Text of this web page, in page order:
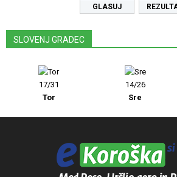
SLOVENJ GRADEC
17/31
Tor
14/26
Sre